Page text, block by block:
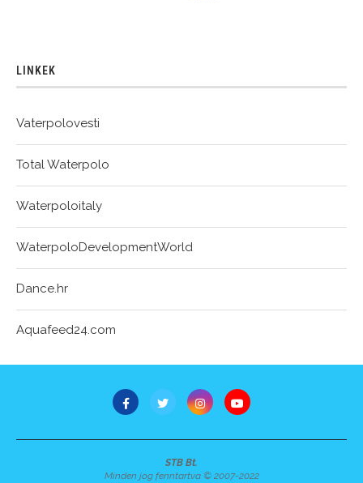
LINKEK
Vaterpolovesti
Total Waterpolo
Waterpoloitaly
WaterpoloDevelopmentWorld
Dance.hr
Aquafeed24.com
STB Bt.
Minden jog fenntartva © 2007-2022